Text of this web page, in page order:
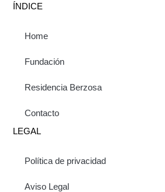
ÍNDICE
Home
Fundación
Residencia Berzosa
Contacto
LEGAL
Política de privacidad
Aviso Legal